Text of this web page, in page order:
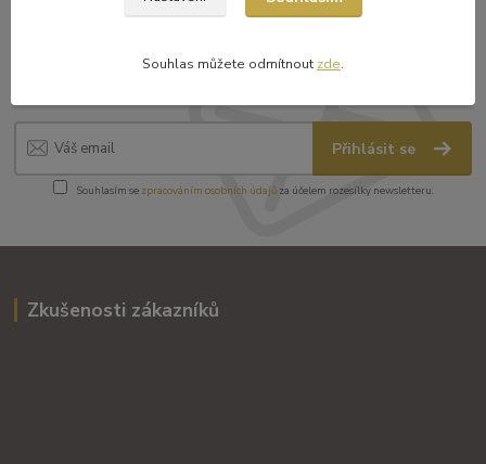
a zajímavosti
Přihlásit se
Souhlasím se zpracováním osobních údajůza účelem rozesílky newsletteru.
Zkušenosti zákazníků
Souhlas můžete odmítnout zde.